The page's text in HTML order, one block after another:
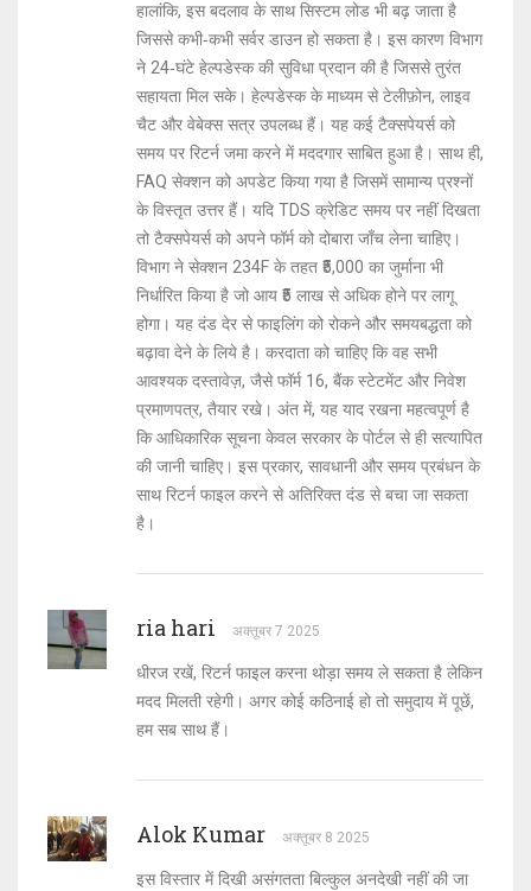
हालांकि, इस बदलाव के साथ सिस्टम लोड भी बढ़ जाता है
जिससे कभी‑कभी सर्वर डाउन हो सकता है। इस कारण विभाग
ने 24‑घंटे हेल्पडेस्क की सुविधा प्रदान की है जिससे तुरंत
सहायता मिल सके। हेल्पडेस्क के माध्यम से टेलीफ़ोन, लाइव
चैट और वेबेक्स सत्र उपलब्ध हैं। यह कई टैक्सपेयर्स को
समय पर रिटर्न जमा करने में मददगार साबित हुआ है। साथ ही,
FAQ सेक्शन को अपडेट किया गया है जिसमें सामान्य प्रश्नों
के विस्तृत उत्तर हैं। यदि TDS क्रेडिट समय पर नहीं दिखता
तो टैक्सपेयर्स को अपने फॉर्म को दोबारा जाँच लेना चाहिए।
विभाग ने सेक्शन 234F के तहत ₹5,000 का जुर्माना भी
निर्धारित किया है जो आय ₹5 लाख से अधिक होने पर लागू
होगा। यह दंड देर से फाइलिंग को रोकने और समयबद्धता को
बढ़ावा देने के लिये है। करदाता को चाहिए कि वह सभी
आवश्यक दस्तावेज़, जैसे फॉर्म 16, बैंक स्टेटमेंट और निवेश
प्रमाणपत्र, तैयार रखे। अंत में, यह याद रखना महत्वपूर्ण है
कि आधिकारिक सूचना केवल सरकार के पोर्टल से ही सत्यापित
की जानी चाहिए। इस प्रकार, सावधानी और समय प्रबंधन के
साथ रिटर्न फाइल करने से अतिरिक्त दंड से बचा जा सकता
है।
ria hari अक्तूबर 7 2025
धीरज रखें, रिटर्न फाइल करना थोड़ा समय ले सकता है लेकिन
मदद मिलती रहेगी। अगर कोई कठिनाई हो तो समुदाय में पूछें,
हम सब साथ हैं।
Alok Kumar अक्तूबर 8 2025
इस विस्तार में दिखी असंगतता बिल्कुल अनदेखी नहीं की जा